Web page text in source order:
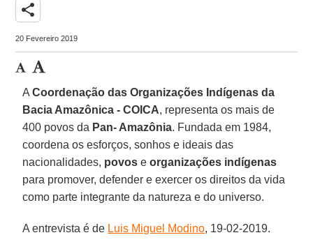
share
20 Fevereiro 2019
ACoordenação das Organizações Indígenas da
Bacia Amazônica - COICA, representa os mais de
400 povos da Pan- Amazônia. Fundada em 1984,
coordena os esforços, sonhos e ideais das
nacionalidades, povose organizações indígenas
para promover, defender e exercer os direitos da vida
como parte integrante da natureza e do universo.
A entrevista é de Luis Miguel Modino, 19-02-2019.